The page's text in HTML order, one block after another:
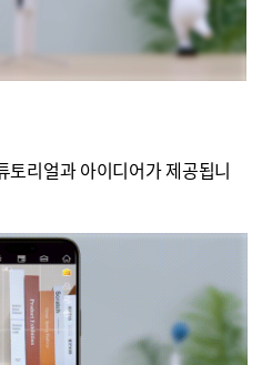
토리얼과 아이디어가 제공됩니